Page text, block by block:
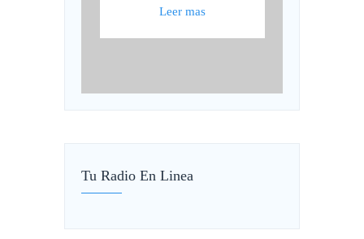
Leer mas
Tu Radio En Linea